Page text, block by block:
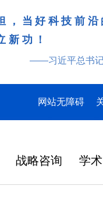
当好科技前
新功！
——习近平总书记
网站无障碍
战略咨询 学